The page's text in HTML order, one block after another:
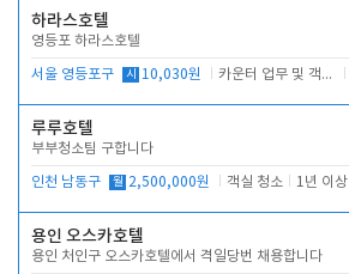
하라스호텔
영등포 하라스호텔
서울 영등포구 시 10,030원 카운터 업무 및 객실관리(청소상태 확인, 객실판매)
루루호텔
부부청소팀 구합니다
인천 남동구 월 2,500,000원 객실 청소 1년 이상
용인 오스카호텔
용인 처인구 오스카호텔에서 격일당번 채용합니다